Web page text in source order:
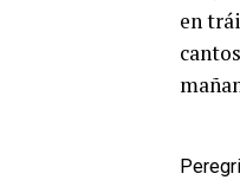
en